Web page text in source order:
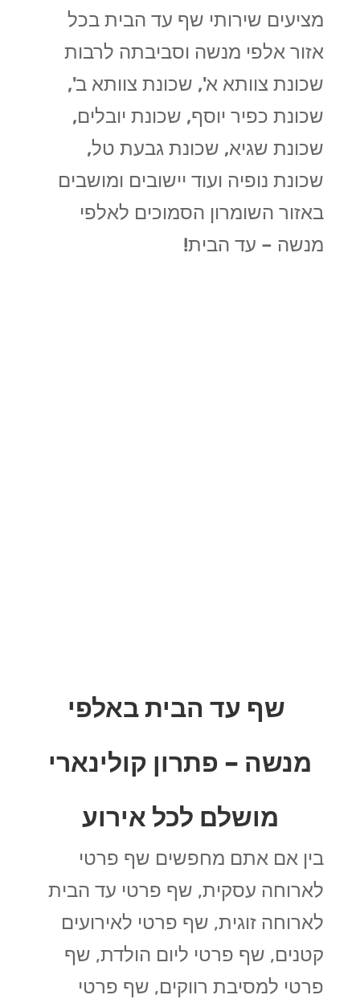
מציעים שירותי שף עד הבית בכל
אזור אלפי מנשה וסביבתה לרבות
שכונת צוותא א', שכונת צוותא ב',
שכונת כפיר יוסף, שכונת יובלים,
שכונת שגיא, שכונת גבעת טל,
שכונת נופיה ועוד יישובים ומושבים
באזור השומרון הסמוכים לאלפי
מנשה – עד הבית!
שף עד הבית באלפי
מנשה – פתרון קולינארי
מושלם לכל אירוע
בין אם אתם מחפשים שף פרטי
לארוחה עסקית, שף פרטי עד הבית
לארוחה זוגית, שף פרטי לאירועים
קטנים, שף פרטי ליום הולדת, שף
פרטי למסיבת רווקים, שף פרטי